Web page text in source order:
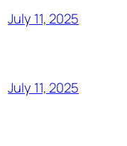
July 11, 2025
July 11, 2025